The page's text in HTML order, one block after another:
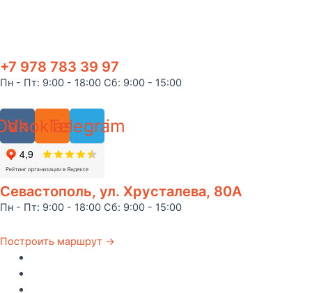
+7 978 783 39 97
Пн - Пт: 9:00 - 18:00 Сб: 9:00 - 15:00
Vk Telegram
Севастополь, ул. Хрусталева, 80А
Пн - Пт: 9:00 - 18:00 Сб: 9:00 - 15:00
Построить маршрут →